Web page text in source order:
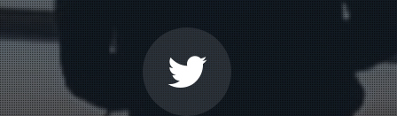
dentro de los rasgos estilísticos de los
nacionalismo de vocación
principalmente por Debussy, Satie,